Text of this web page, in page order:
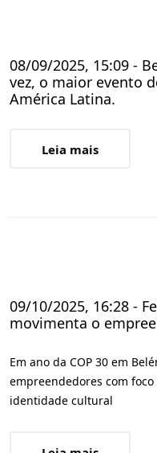
08/09/2025, 15:09 -
vez, o maior evento
América Latina.
Leia mais
09/10/2025, 16:28 -
movimenta o
Em ano da COP 30 em
empreendedores com
identidade cultural